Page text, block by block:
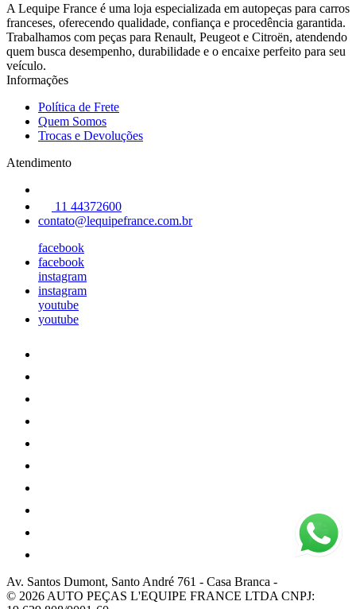
A Lequipe France é uma loja especializada em autopeças para carros
franceses, oferecendo qualidade, confiança e procedência garantida.
Trabalhamos com peças para Renault, Peugeot e Citroën, atendendo
quem busca desempenho, durabilidade e o encaixe perfeito para seu
veículo.
Informações
Política de Frete
Quem Somos
Trocas e Devoluções
Atendimento
11 44372600
contato@lequipefrance.com.br
facebook
facebook
instagram
instagram
youtube
youtube
Av. Santos Dumont, Santo André 761 - Casa Branca -
© 2026 AUTO PEÇAS L'EQUIPE FRANCE LTDA CNPJ: